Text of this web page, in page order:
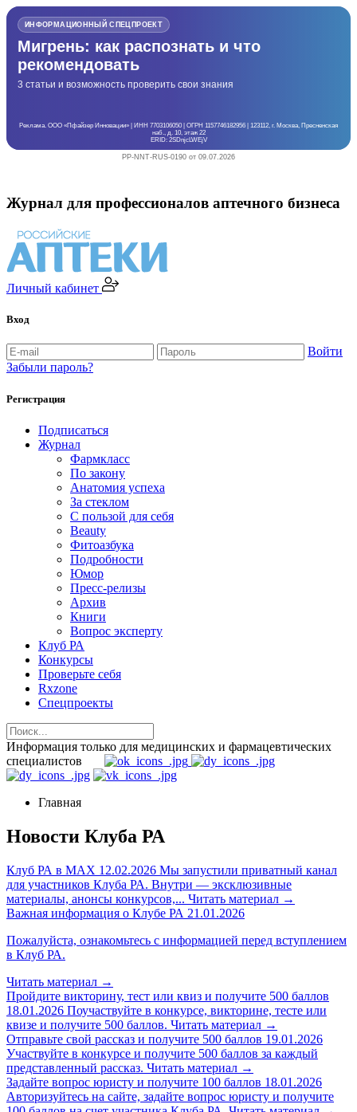
ИНФОРМАЦИОННЫЙ СПЕЦПРОЕКТ
Мигрень: как распознать и что
рекомендовать
3 статьи и возможность проверить свои знания
Реклама. ООО «Пфайзер Инновации» | ИНН 7703106050 | ОГРН 1157746182956 | 123112, г. Москва, Пресненская
наб., д. 10, этаж 22
ERID: 2SDnjcLWEjV
PP-NNT-RUS-0190 от 09.07.2026
Журнал для профессионалов аптечного бизнеса
Личный кабинет
Вход
Войти
Забыли пароль?
Регистрация
Подписаться
Журнал
Фармкласс
По закону
Анатомия успеха
За стеклом
С пользой для себя
Beauty
Фитоазбука
Подробности
Юмор
Пресс-релизы
Архив
Книги
Вопрос эксперту
Клуб РА
Конкурсы
Проверьте себя
Rxzone
Спецпроекты
Информация только для медицинских и фармацевтических
специалистов
Главная
Новости Клуба РА
Клуб РА в MAX 12.02.2026 Мы запустили приватный канал
для участников Клуба РА. Внутри — эксклюзивные
материалы, анонсы конкурсов,... Читать материал →
Важная информация о Клубе РА 21.01.2026
Пожалуйста, ознакомьтесь с информацией перед вступлением
в Клуб РА.
Читать материал →
Пройдите викторину, тест или квиз и получите 500 баллов
18.01.2026 Поучаствуйте в конкурсе, викторине, тесте или
квизе и получите 500 баллов. Читать материал →
Отправьте свой рассказ и получите 500 баллов 19.01.2026
Участвуйте в конкурсе и получите 500 баллов за каждый
представленный рассказ. Читать материал →
Задайте вопрос юристу и получите 100 баллов 18.01.2026
Авторизуйтесь на сайте, задайте вопрос юристу и получите